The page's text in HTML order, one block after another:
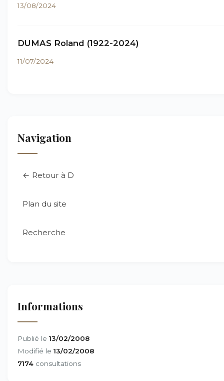
13/08/2024
DUMAS Roland (1922-2024)
11/07/2024
Navigation
← Retour à D
Plan du site
Recherche
Informations
Publié le 13/02/2008
Modifié le 13/02/2008
7174 consultations